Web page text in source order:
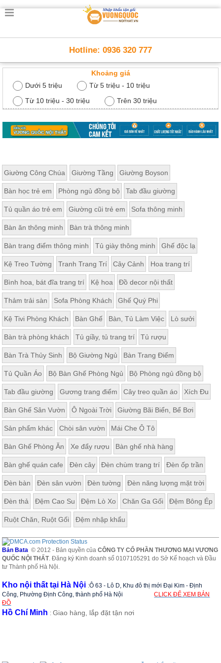
Trang
Thông
thông
Nội
Thất
tầng,
bàn
học, tủ
sách
Nội
Thất
Phòng
Khách
Sofa,
tủ
rượu,
Bàn
Nội
Thất
Phòng
Ngủ
Giường
ngủ, tủ
áo, bàn
trang
Nội
Thất
Phòng
Ăn
Bàn
ăn,
ghế
ăn,
bếp
Nội
Thất
Ban
Công,
Vườn
Bàn
ghế
ban
đu,
ghế...
Phụ
Hotline: 0936 320 777
Khoảng giá
Dưới 5 triệu
Từ 5 triệu - 10 triệu
Từ 10 triệu - 30 triệu
Trên 30 triệu
Giường Công Chúa Giường Tầng Giường Boyson
Bàn học trẻ em Phòng ngủ đồng bộ Tab đầu giường
Tủ quần áo trẻ em Giường cũi trẻ em Sofa thông minh
Bàn ăn thông minh Bàn trà thông minh
Bàn trang điểm thông minh Tủ giày thông minh Ghế độc lạ
Kệ Treo Tường Tranh Trang Trí Cây Cảnh Hoa trang trí
Bình hoa, bát đĩa trang trí Kệ hoa Đồ decor nội thất
Thảm trải sàn Sofa Phòng Khách Ghế Quý Phi
Kệ Tivi Phòng Khách Bàn Ghế Bàn, Tủ Làm Việc Lò sưởi
Bàn trà phòng khách Tủ giầy, tủ trang trí Tủ rượu
Bàn Trà Thủy Sinh Bộ Giường Ngủ Bàn Trang Điểm
Tủ Quần Áo Bộ Bàn Ghế Phòng Ngủ Bộ Phòng ngủ đồng bộ
Tab đầu giường Gương trang điểm Cây treo quần áo Xích Đu
Bàn Ghế Sân Vườn Ô Ngoài Trời Giường Bãi Biển, Bể Bơi
Sản phẩm khác Chòi sân vườn Mái Che Ô Tô
Bàn Ghế Phòng Ăn Xe đẩy rượu Bàn ghế nhà hàng
Bàn ghế quán cafe Đèn cây Đèn chùm trang trí Đèn ốp trần
Đèn bàn Đèn sân vườn Đèn tường Đèn năng lượng mặt trời
Đèn thả Đệm Cao Su Đệm Lò Xo Chăn Ga Gối Đệm Bông Ép
Ruột Chăn, Ruột Gối Đệm nhập khẩu
Bản Bata © 2012 - Bản quyền củaCÔNG TY CỔ PHẦN THƯƠNG MẠI VƯƠNG
QUỐC NỘI THẤT. Đăng ký Kinh doanh số 0107105291 do Sở Kế hoạch và Đầu
tư Thành phố Hà Nội.
Kho nội thất tại Hà Nội :Ô 63 - Lô D, Khu đô thị mới Đại Kim - Định
Công, Phường Định Công, thành phố Hà Nội
CLICK ĐỂ XEM BẢN
ĐỒ
Hồ Chí Minh :Giao hàng, lắp đặt tận nơi